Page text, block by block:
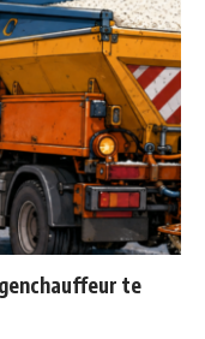
te